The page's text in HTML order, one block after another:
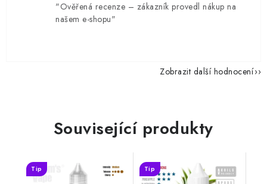
"Ověřená recenze – zákazník provedl nákup na
našem e-shopu"
Zobrazit další hodnocení
Související produkty
Tip Tip